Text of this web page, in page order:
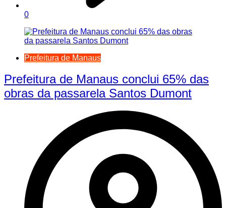
0
Prefeitura de Manaus
Prefeitura de Manaus conclui 65% das
obras da passarela Santos Dumont